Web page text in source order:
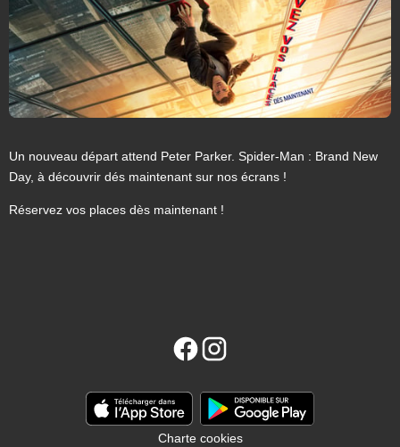
Un nouveau départ attend Peter Parker. Spider-Man : Brand New
Day, à découvrir dés maintenant sur nos écrans !
Réservez vos places dès maintenant !
Charte cookies